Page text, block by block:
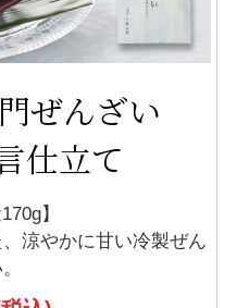
ぜんざい
仕立て
】
涼やかに甘い冷製ぜん